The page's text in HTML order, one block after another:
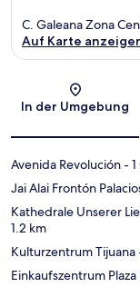
C. Galeana Zona
Auf Karte
In der Umgebung
Avenida Revolución-
Jai Alai Frontón
Kathedrale Unserer
1.2 km
Kulturzentrum Tijuana
Einkaufszentrum Plaza